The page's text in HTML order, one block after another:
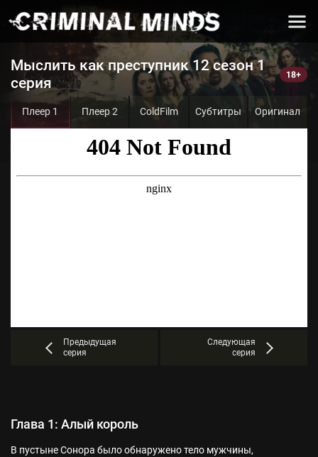
Мыслить как преступник 12 сезон 1
серия
Плеер 1 Плеер 2 ColdFilm Субтитры Оригинал
Предыдущая
серия
Следующая
серия
Глава 1: Алый король
В пустыне Сонора было обнаружено тело мужчины,